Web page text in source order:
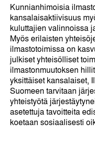
Kunnianhimoisia
kansalaisaktiivisuus
kuluttajien valinnoissa
Myös erilaisten
ilmastotoimissa on
julkiset yhteisölliset
ilmastonmuutoksen
yksittäiset kansalaiset,
Suomeen tarvitaan
yhteistyötä
asetettuja tavoitteita
koetaan sosiaalisesti